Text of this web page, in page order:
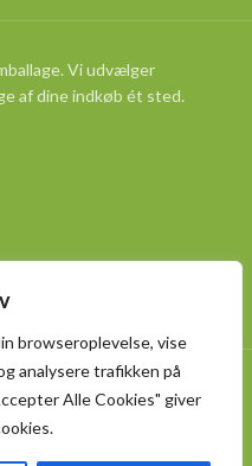
browseroplevelse, vise
analysere trafikken på
Alle Cookies" giver
Vi udvælger
af dine indkøb ét sted.